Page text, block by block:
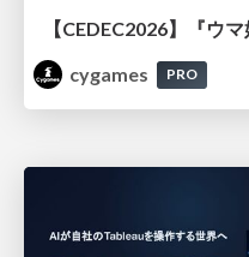
cygames
PRO